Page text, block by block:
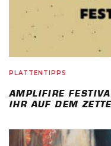
PLATTENTIPPS
AMPLIFIRE
IHR AUF DEM